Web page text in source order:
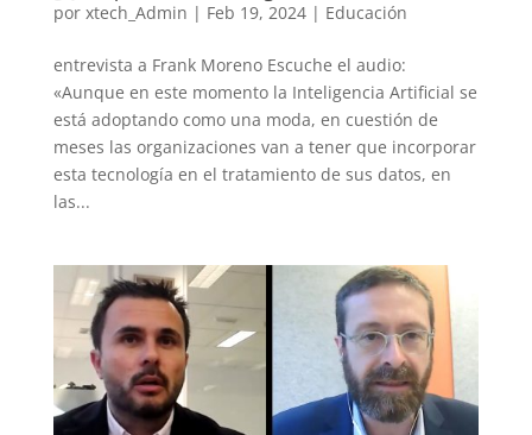
por xtech_Admin | Feb 19, 2024| Educación
entrevista a Frank Moreno Escuche el audio:
«Aunque en este momento la Inteligencia Artificial se
está adoptando como una moda, en cuestión de
meses las organizaciones van a tener que incorporar
esta tecnología en el tratamiento de sus datos, en
las...